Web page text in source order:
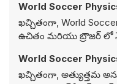
World Soccer
ఖచ్చితంగా, World
ఉచితం మరియు బ్రౌజర్ లో
World Soccer
ఖచ్చితంగా, అత్యుత్తమ